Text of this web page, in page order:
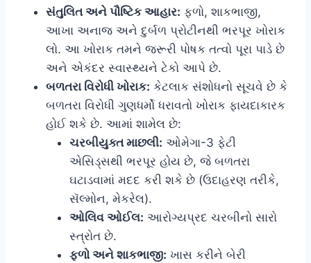
સંતુલિત અને પૌષ્ટિક આહાર: ફળો, શાકભાજી,
આખા અનાજ અને દુર્બળ પ્રોટીનથી ભરપૂર ખોરાક
લો. આ ખોરાક તમને જરૂરી પોષક તત્વો પૂરા પાડે છે
અને એકંદર સ્વાસ્થ્યને ટેકો આપે છે.
બળતરા વિરોધી ખોરાક: કેટલાક સંશોધનો સૂચવે છે કે
બળતરા વિરોધી ગુણધર્મો ધરાવતો ખોરાક ફાયદાકારક
હોઈ શકે છે. આમાં શામેલ છે:
ચરબીયુક્ત માછલી: ઓમેગા-3 ફેટી
એસિડ્સથી ભરપૂર હોય છે, જે બળતરા
ઘટાડવામાં મદદ કરી શકે છે (ઉદાહરણ તરીકે,
સૅલ્મોન, મેકરેલ).
ઓલિવ ઓઈલ: આરોગ્યપ્રદ ચરબીનો સારો
સ્ત્રોત છે.
ફળો અને શાકભાજી: ખાસ કરીને બેરી